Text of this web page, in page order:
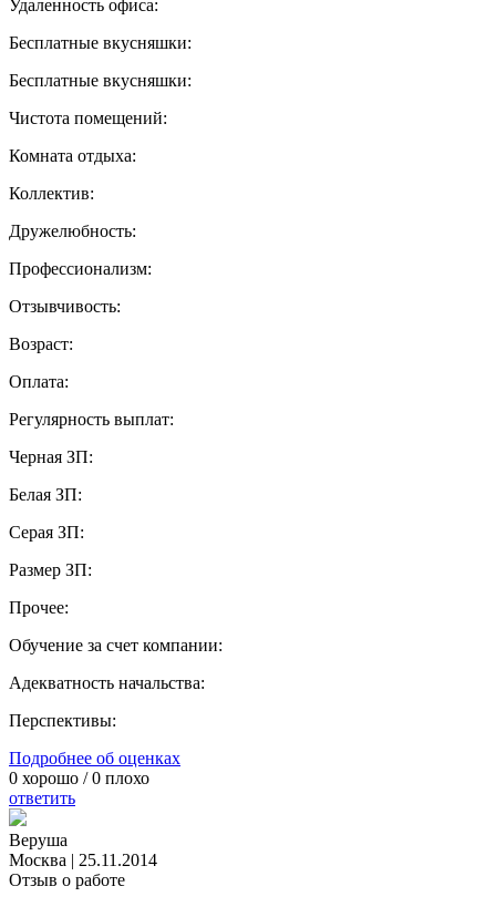
Удаленность офиса:
Бесплатные вкусняшки:
Бесплатные вкусняшки:
Чистота помещений:
Комната отдыха:
Коллектив:
Дружелюбность:
Профессионализм:
Отзывчивость:
Возраст:
Оплата:
Регулярность выплат:
Черная ЗП:
Белая ЗП:
Серая ЗП:
Размер ЗП:
Прочее:
Обучение за счет компании:
Адекватность начальства:
Перспективы:
Подробнее об оценках
0 хорошо /0 плохо
ответить
Веруша
Москва | 25.11.2014
Отзыв о работе